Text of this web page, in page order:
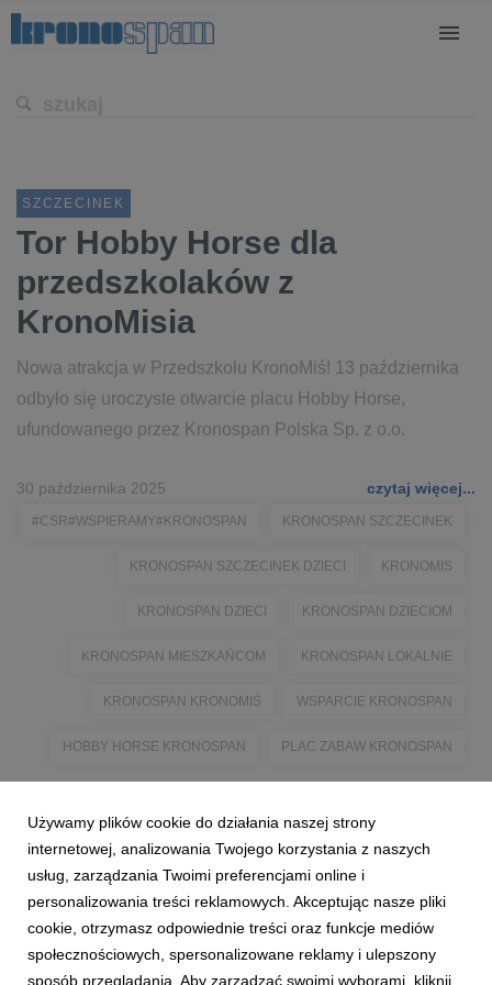
SZCZECINEK
Tor Hobby Horse dla
przedszkolaków z
KronoMisia
Nowa atrakcja w Przedszkolu KronoMiś! 13 października
odbyło się uroczyste otwarcie placu Hobby Horse,
ufundowanego przez Kronospan Polska Sp. z o.o.
30 października 2025 czytaj więcej...
#CSR#WSPIERAMY#KRONOSPAN KRONOSPAN SZCZECINEK
KRONOSPAN SZCZECINEK DZIECI KRONOMIS
KRONOSPAN DZIECI KRONOSPAN DZIECIOM
KRONOSPAN MIESZKAŃCOM KRONOSPAN LOKALNIE
KRONOSPAN KRONOMIŚ WSPARCIE KRONOSPAN
HOBBY HORSE KRONOSPAN PLAC ZABAW KRONOSPAN
Używamy plików cookie do działania naszej strony
internetowej, analizowania Twojego korzystania z naszych
usług, zarządzania Twoimi preferencjami online i
personalizowania treści reklamowych. Akceptując nasze pliki
cookie, otrzymasz odpowiednie treści oraz funkcje mediów
społecznościowych, spersonalizowane reklamy i ulepszony
sposób przeglądania. Aby zarządzać swoimi wyborami, kliknij